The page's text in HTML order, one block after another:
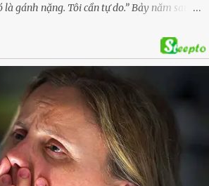
gánh nặng. Tôi cần tự do.” Bảy năm sau,
kỹ lưỡng để người đàn ông phản bội ấy
thu năm 2018, cái lạnh len lỏi qua từng
một căn biệt thự sang trọng ở phố Tây Hồ,
ghế sofa, tay đặt lên bụng – nơi hai sinh
từng ngày. Cô chưa bao giờ nghĩ mình sẽ
khi mang thai, đặc biệt là sợ… chính chồng
mà cô từng yêu đến mù quáng, đã không
ngày đầu. Thành đạt, quyền lực, nhưng
Gần đây, anh hay về muộn, thậm chí có